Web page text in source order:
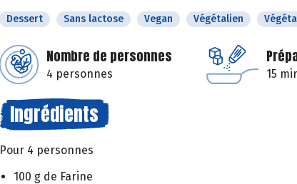
Dessert Sans lactose Vegan Végétalien
Nombre de personnes
4 personnes 15
Ingrédients
Pour 4 personnes
100 g de Farine